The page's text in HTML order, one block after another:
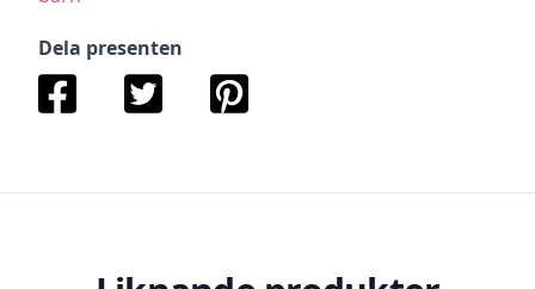
Dela presenten